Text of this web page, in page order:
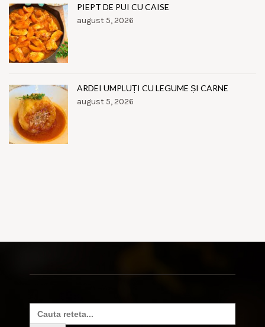
PIEPT DE PUI CU CAISE
august 5, 2026
ARDEI UMPLUȚI CU LEGUME ȘI CARNE
august 5, 2026
Search
for: